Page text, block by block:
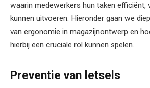
waarin medewerkers hun taken efficiënt,
kunnen uitvoeren. Hieronder gaan we
van ergonomie in magazijnontwerp en
hierbij een cruciale rol kunnen spelen.
Preventie van letsels